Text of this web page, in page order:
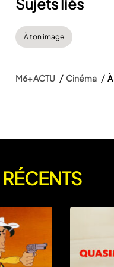
À ton image
M6+ ACTU Cinéma
RÉCENTS